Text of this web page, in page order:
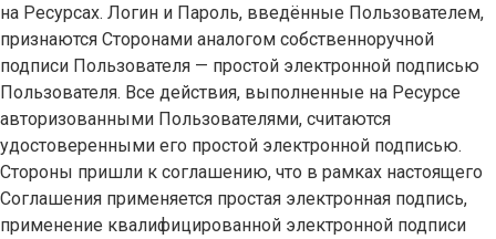
на Ресурсах. Логин и Пароль, введённые Пользователем,
признаются Сторонами аналогом собственноручной
подписи Пользователя — простой электронной подписью
Пользователя. Все действия, выполненные на Ресурсе
авторизованными Пользователями, считаются
удостоверенными его простой электронной подписью.
Стороны пришли к соглашению, что в рамках настоящего
Соглашения применяется простая электронная подпись,
применение квалифицированной электронной подписи